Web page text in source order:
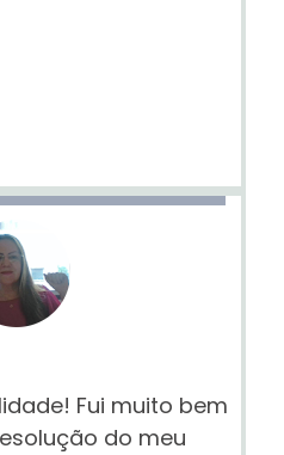
Fui muito bem
do meu